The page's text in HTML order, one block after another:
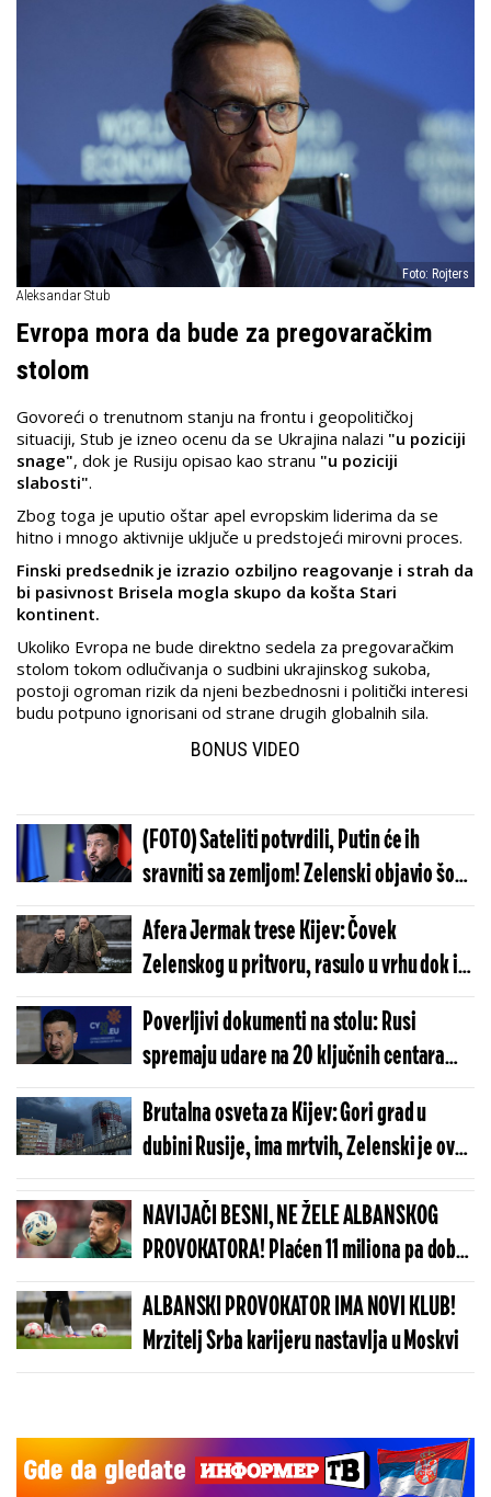
Foto: Rojters
Aleksandar Stub
Evropa mora da bude za pregovaračkim
stolom
Govoreći o trenutnom stanju na frontu i geopolitičkoj
situaciji, Stub je izneo ocenu da se Ukrajina nalazi "u poziciji
snage", dok je Rusiju opisao kao stranu "u poziciji
slabosti".
Zbog toga je uputio oštar apel evropskim liderima da se
hitno i mnogo aktivnije uključe u predstojeći mirovni proces.
Finski predsednik je izrazio ozbiljno reagovanje i strah da
bi pasivnost Brisela mogla skupo da košta Stari
kontinent.
Ukoliko Evropa ne bude direktno sedela za pregovaračkim
stolom tokom odlučivanja o sudbini ukrajinskog sukoba,
postoji ogroman rizik da njeni bezbednosni i politički interesi
budu potpuno ignorisani od strane drugih globalnih sila.
BONUS VIDEO
(FOTO) Sateliti potvrdili, Putin će ih
sravniti sa zemljom! Zelenski objavio šok
snimke: Spremaju se dugo
Afera Jermak trese Kijev: Čovek
Zelenskog u pritvoru, rasulo u vrhu dok im
Rusija razara zemlju
Poverljivi dokumenti na stolu: Rusi
spremaju udare na 20 ključnih centara
moći u Ukrajini!
Brutalna osveta za Kijev: Gori grad u
dubini Rusije, ima mrtvih, Zelenski je ovo
najavio (VIDEO)
NAVIJAČI BESNI, NE ŽELE ALBANSKOG
PROVOKATORA! Plaćen 11 miliona pa dobio
brutalnu poruku
ALBANSKI PROVOKATOR IMA NOVI KLUB!
Mrzitelj Srba karijeru nastavlja u Moskvi